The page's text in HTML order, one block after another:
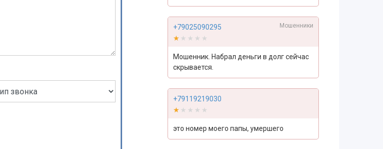
+79025090295 Мошенники
★★★★★
★★★★★
Мошенник. Набрал деньги в долг сейчас
скрывается.
+79119219030
★★★★★
★★★★★
это номер моего папы, умершего